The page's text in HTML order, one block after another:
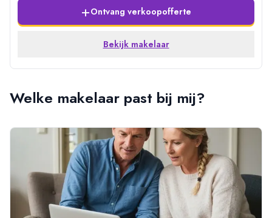
+Ontvang verkoopofferte
Bekijk makelaar
Welke makelaar past bij mij?